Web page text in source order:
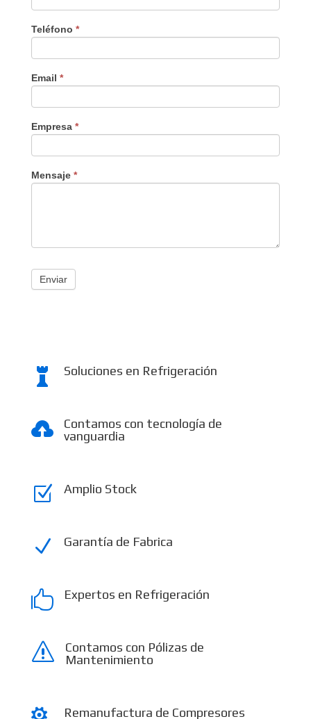
Teléfono *
Email *
Empresa *
Mensaje *
Enviar
 Soluciones en Refrigeración

Contamos con tecnología de
vanguardia
Z Amplio Stock
N Garantía de Fabrica
 Expertos en Refrigeración
s
Contamos con Pólizas de
Mantenimiento
Remanufactura de Compresores